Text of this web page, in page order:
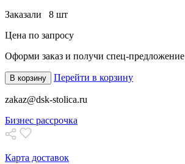
Заказали 8 шт
Цена по запросу
Оформи заказ и получи спец-предложение
В корзину Перейти в корзину
zakaz@dsk-stolica.ru
Бизнес рассрочка
Карта доставок